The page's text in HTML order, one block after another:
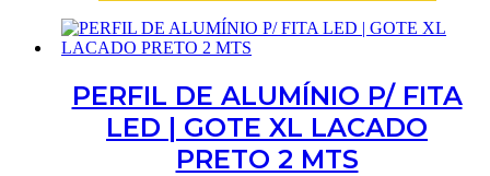
PERFIL DE ALUMÍNIO P/ FITA
LED | GOTE XL LACADO
PRETO 2 MTS